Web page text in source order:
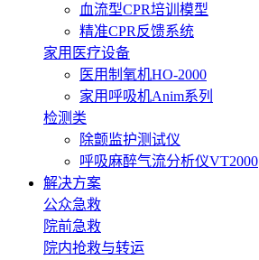
血流型CPR培训模型
精准CPR反馈系统
家用医疗设备
医用制氧机HO-2000
家用呼吸机Anim系列
检测类
除颤监护测试仪
呼吸麻醉气流分析仪VT2000
解决方案
公众急救
院前急救
院内抢救与转运